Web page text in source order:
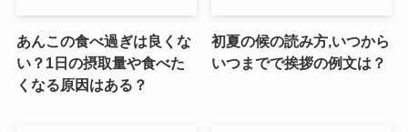
あんこの食べ過ぎは良くな
い？1日の摂取量や食べた
くなる原因はある？
初夏の候の読み方,いつから
いつまでで挨拶の例文は？